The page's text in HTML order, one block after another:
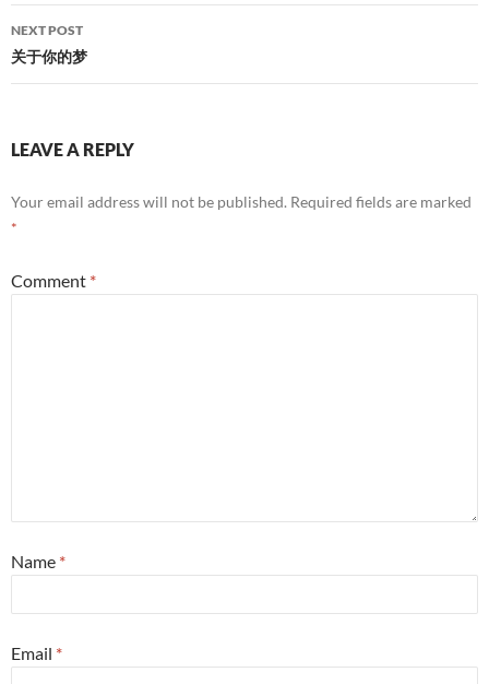
NEXT POST
关于你的梦
LEAVE A REPLY
Your email address will not be published. Required fields are marked
*
Comment *
Name *
Email *